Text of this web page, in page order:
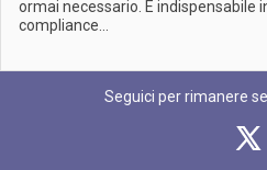
ormai necessario. È indispensabile
compliance...
Seguici per rimanere